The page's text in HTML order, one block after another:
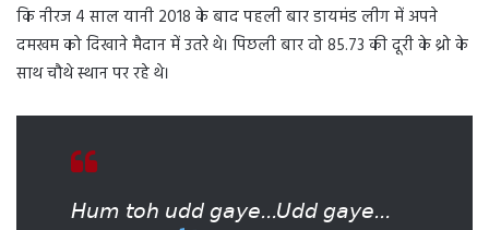
कि नीरज 4 साल यानी 2018 के बाद पहली बार डायमंड लीग में अपने
दमखम को दिखाने मैदान में उतरे थे। पिछली बार वो 85.73 की दूरी के थ्रो के
साथ चौथे स्थान पर रहे थे।
𝘏𝘶𝘮 𝘵𝘰𝘩 𝘶𝘥𝘥 𝘨𝘢𝘺𝘦…𝘜𝘥𝘥 𝘨𝘢𝘺𝘦…